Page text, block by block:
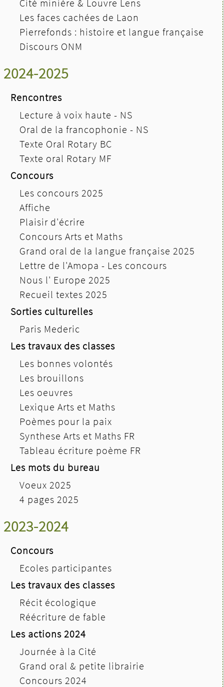
Cité minière & Louvre Lens
Les faces cachées de Laon
Pierrefonds : histoire et langue française
Discours ONM
2024-2025
Rencontres
Lecture à voix haute - NS
Oral de la francophonie - NS
Texte Oral Rotary BC
Texte oral Rotary MF
Concours
Les concours 2025
Affiche
Plaisir d'écrire
Concours Arts et Maths
Grand oral de la langue française 2025
Lettre de l'Amopa - Les concours
Nous l' Europe 2025
Recueil textes 2025
Sorties culturelles
Paris Mederic
Les travaux des classes
Les bonnes volontés
Les brouillons
Les oeuvres
Lexique Arts et Maths
Poèmes pour la paix
Synthese Arts et Maths FR
Tableau écriture poème FR
Les mots du bureau
Voeux 2025
4 pages 2025
2023-2024
Concours
Ecoles participantes
Les travaux des classes
Récit écologique
Réécriture de fable
Les actions 2024
Journée à la Cité
Grand oral & petite librairie
Concours 2024